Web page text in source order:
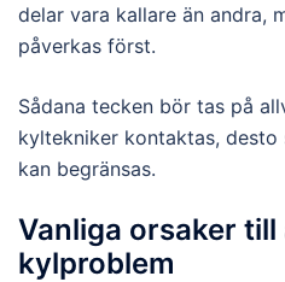
delar vara kallare än andra,
påverkas först.
Sådana tecken bör tas på
kyltekniker kontaktas,
kan begränsas.
Vanliga orsaker till
kylproblem